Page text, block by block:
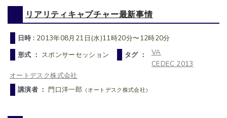
リアリティキャプチャー最新事情
日時 : 2013年08月21日(水)11時20分〜12時20分
形式 ： スポンサーセッション タグ ：
VA
CEDEC 2013
オートデスク株式会社
講演者 ： 門口洋一郎 （オートデスク株式会社）